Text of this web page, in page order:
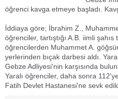
öğrenci kavga etmeye başladı.
İddiaya göre; İbrahim Z.,
öğrenciler, tartıştığı A.B. iimli
öğrencilerden Muhammet A.
yerlerinden bıçak darbesi aldı.
Gebze Adliyesi'nin karşısında
Yaralı öğrenciler, daha sonra
Fatih Devlet Hastanesi'ne sevk